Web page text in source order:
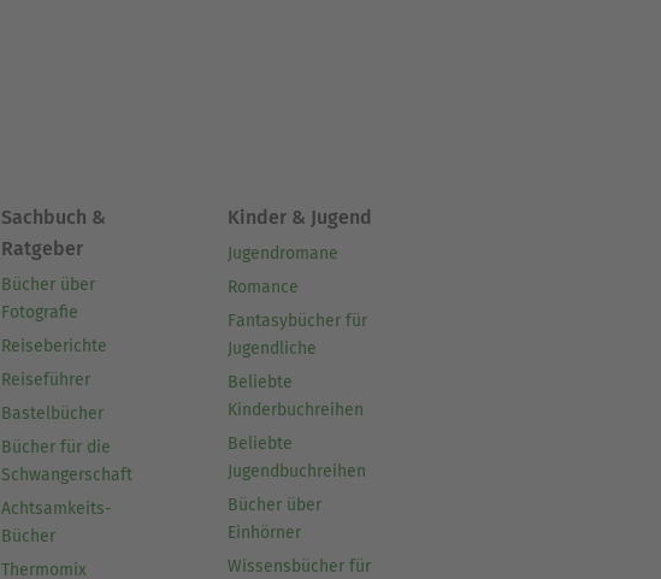
Sachbuch &
Ratgeber
Bücher über
Fotografie
Reiseberichte
Reiseführer
Bastelbücher
Bücher für die
Schwangerschaft
Achtsamkeits-
Bücher
Thermomix
Kinder & Jugend
Jugendromane
Romance
Fantasybücher für
Jugendliche
Beliebte
Kinderbuchreihen
Beliebte
Jugendbuchreihen
Bücher über
Einhörner
Wissensbücher für